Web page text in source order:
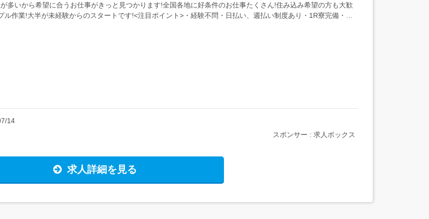
多いから希望に合うお仕事がきっと見つかります!全国各地に好条件のお仕事たくさん!住み込み希望の方も大歓
作業!大半が未経験からのスタートです!<注目ポイント>・経験不問・日払い、週払い制度あり・1R寮完備・即
14
スポンサー : 求人ボックス
求人詳細を見る